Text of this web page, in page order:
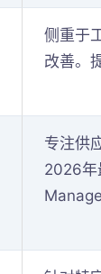
侧重于
改善。
专注供
2026年